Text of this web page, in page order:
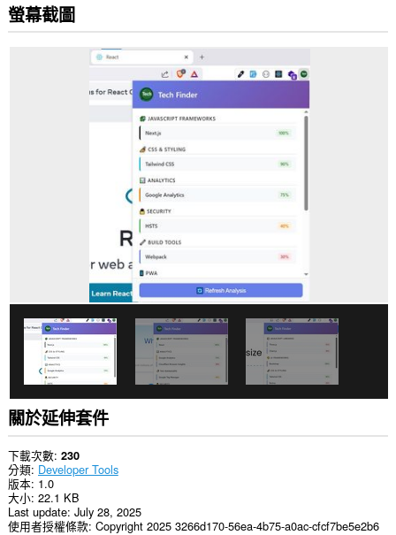
這
個
螢幕截圖
關於延伸套件
下載次數 230
分類 Developer Tools
版本 1.0
大小 22.1 KB
Last update July 28, 2025
使用者授權條款 Copyright 2025 3266d170-56ea-4b75-a0ac-cfcf7be5e2b6